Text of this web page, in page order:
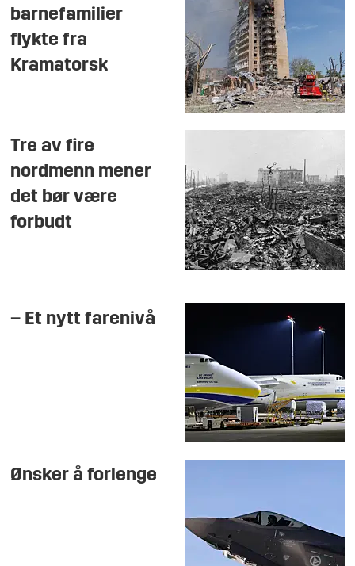
barnefamilier
flykte fra
Kramatorsk
Tre av fire
nordmenn mener
det bør være
forbudt
– Et nytt farenivå
Ønsker å forlenge